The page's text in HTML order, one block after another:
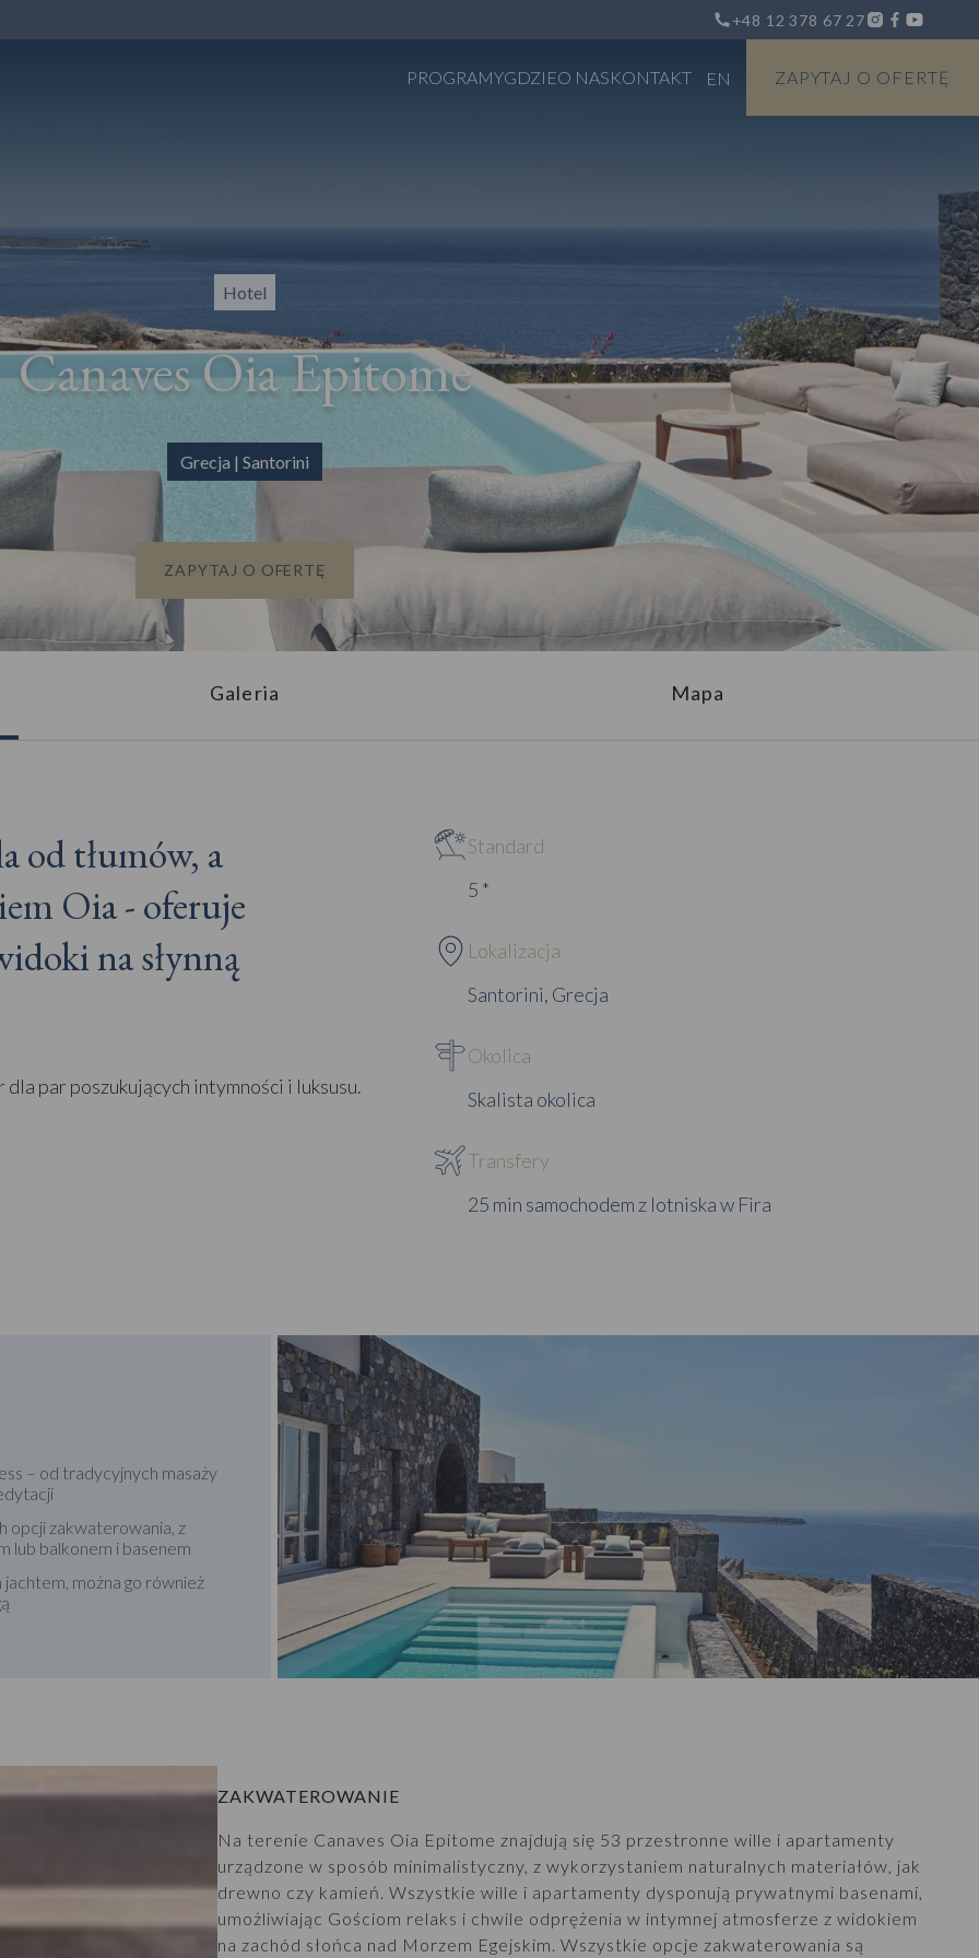
+48 12 378 67 27
PROGRAMYGDZIEO NASKONTAKT EN ZAPYTAJ O OFERTĘ
Hotel
Canaves Oia Epitome
Grecja | Santorini
ZAPYTAJ O OFERTĘ
Galeria Mapa
od tłumów, a
Oia - oferuje
na słynną
par poszukujących intymności i luksusu.
Standard
5 *
Lokalizacja
Santorini, Grecja
Okolica
Skalista okolica
Transfery
25 min samochodem z lotniska w Fira
– od tradycyjnych masaży
opcji zakwaterowania, z
lub balkonem i basenem
można go również
ZAKWATEROWANIE
Na terenie Canaves Oia Epitome znajdują się 53 przestronne wille i apartamenty
urządzone w sposób minimalistyczny, z wykorzystaniem naturalnych materiałów, jak
drewno czy kamień. Wszystkie wille i apartamenty dysponują prywatnymi basenami,
umożliwiając Gościom relaks i chwile odprężenia w intymnej atmosferze z widokiem
na zachód słońca nad Morzem Egejskim. Wszystkie opcje zakwaterowania są